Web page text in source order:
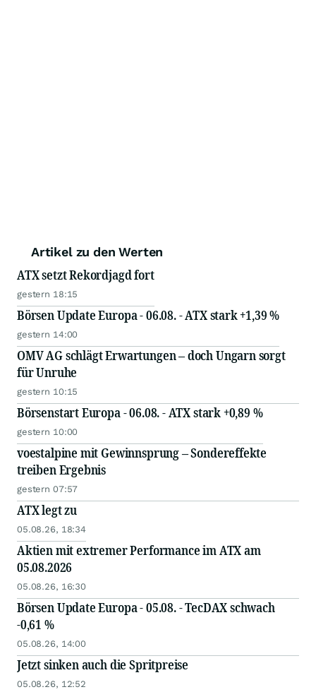
Artikel zu den Werten
ATX setzt Rekordjagd fort
gestern 18:15
Börsen Update Europa - 06.08. - ATX stark +1,39 %
gestern 14:00
OMV AG schlägt Erwartungen – doch Ungarn sorgt
für Unruhe
gestern 10:15
Börsenstart Europa - 06.08. - ATX stark +0,89 %
gestern 10:00
voestalpine mit Gewinnsprung – Sondereffekte
treiben Ergebnis
gestern 07:57
ATX legt zu
05.08.26, 18:34
Aktien mit extremer Performance im ATX am
05.08.2026
05.08.26, 16:30
Börsen Update Europa - 05.08. - TecDAX schwach
-0,61 %
05.08.26, 14:00
Jetzt sinken auch die Spritpreise
05.08.26, 12:52